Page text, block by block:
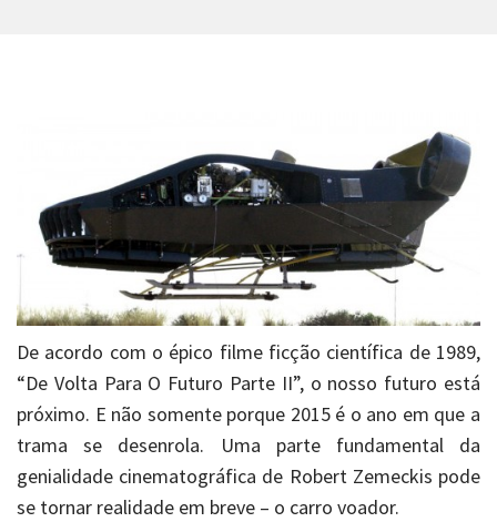
De acordo com o épico filme ficção científica de 1989,
“De Volta Para O Futuro Parte II”, o nosso futuro está
próximo. E não somente porque 2015 é o ano em que a
trama se desenrola. Uma parte fundamental da
genialidade cinematográfica de Robert Zemeckis pode
se tornar realidade em breve – o carro voador.